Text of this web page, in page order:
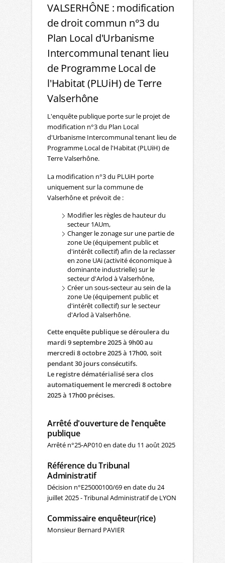
VALSERHÔNE : modification
de droit commun n°3 du
Plan Local d'Urbanisme
Intercommunal tenant lieu
de Programme Local de
l'Habitat (PLUiH) de Terre
Valserhône
L'enquête publique porte sur le projet de
modification n°3 du Plan Local
d'Urbanisme Intercommunal tenant lieu de
Programme Local de l'Habitat (PLUiH) de
Terre Valserhône.
La modification n°3 du PLUiH porte
uniquement sur la commune de
Valserhône et prévoit de :
Modifier les règles de hauteur du
secteur 1AUm,
Changer le zonage sur une partie de
zone Ue (équipement public et
d'intérêt collectif) afin de la reclasser
en zone UAi (activité économique à
dominante industrielle) sur le
secteur d'Arlod à Valserhône,
Créer un sous-secteur au sein de la
zone Ue (équipement public et
d'intérêt collectif) sur le secteur
d'Arlod à Valserhône.
Cette enquête publique se déroulera du
mardi 9 septembre 2025 à 9h00 au
mercredi 8 octobre 2025 à 17h00, soit
pendant 30 jours consécutifs.
Le registre dématérialisé sera clos
automatiquement le mercredi 8 octobre
2025 à 17h00 précises.
Arrêté d'ouverture de l'enquête
publique
Arrêté n°25-AP010 en date du 11 août 2025
Référence du Tribunal
Administratif
Décision n°E25000100/69 en date du 24
juillet 2025 - Tribunal Administratif de LYON
Commissaire enquêteur(rice)
Monsieur Bernard PAVIER